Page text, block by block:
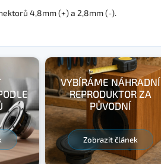
4,8mm (+) a 2,8mm (-).
VYBÍRÁME NÁHRADNÍ
REPRODUKTOR ZA
PŮVODNÍ
Zobrazit článek